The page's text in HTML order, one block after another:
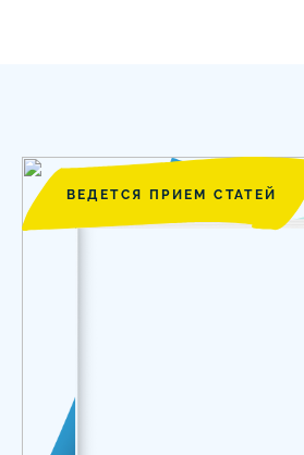
ВЕДЕТСЯ ПРИЕМ СТАТЕЙ